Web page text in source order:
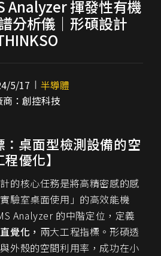
Analyzer 揮發性有機
分析儀｜形碩設計
5/17
半導體
商：創控科技
：桌面型檢測設備的空
優化】
的核心任務是將高精密感的感
驗室桌面使用」的高效能機
Analyzer 的中階定位，定義
覺化， 兩大工程指標。形碩透
外殼的空間利用率，成功在小